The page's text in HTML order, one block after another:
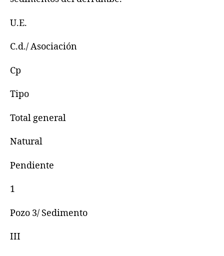
U.E.
C.d./ Asociación
Cp
Tipo
Total general
Natural
Pendiente
1
Pozo 3/ Sedimento
III